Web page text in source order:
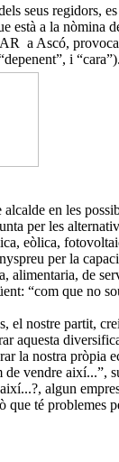
seus regidors,
està a la
Ascó,
i “cara”).
en les
per les
eòlica,
per la
alimentaria, de
“com que no
nostre partit,
aquesta
la nostra pròpia
vendre
algun
té problemes